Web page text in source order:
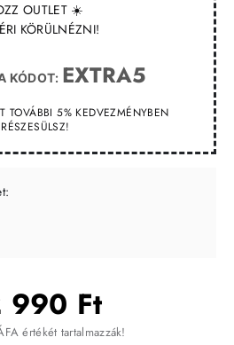
OUTLET ☀️
KÖRÜLNÉZNI!
KÓDOT: EXTRA5
TOVÁBBI 5% KEDVEZMÉNYBEN
RÉSZESÜLSZ!
990 Ft
értékét tartalmazzák!